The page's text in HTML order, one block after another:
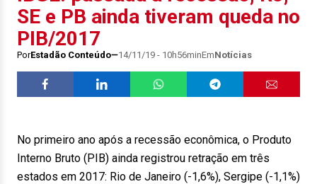
SE e PB ainda tiveram queda no
PIB/2017
PorEstadão Conteúdo 14/11/19 - 10h56minEmNotícias
No primeiro ano após a recessão econômica, o Produto
Interno Bruto (PIB) ainda registrou retração em três
estados em 2017: Rio de Janeiro (-1,6%), Sergipe (-1,1%)